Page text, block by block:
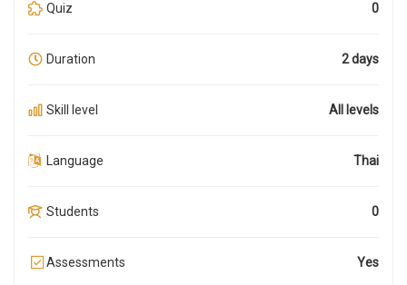
Quiz 0
Duration 2 days
Skill level All levels
Language Thai
Students 0
Assessments Yes